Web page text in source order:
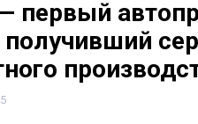
первый
получивший